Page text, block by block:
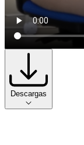
Descargas